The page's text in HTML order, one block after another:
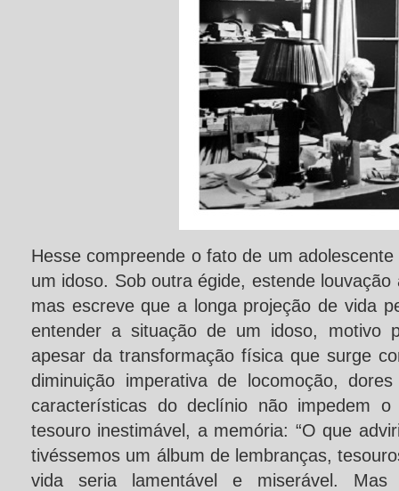
Hesse compreende o fato de um
um idoso. Sob outra égide, estende
mas escreve que a longa projeção de vida
entender a situação de um idoso, motivo
apesar da transformação física que surge
diminuição imperativa de locomoção,
características do declínio não impedem
tesouro inestimável, a memória: “O que
tivéssemos um álbum de lembranças,
vida seria lamentável e miserável.